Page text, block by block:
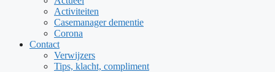
Activiteiten
Casemanager dementie
Corona
Contact
Verwijzers
Tips, klacht, compliment